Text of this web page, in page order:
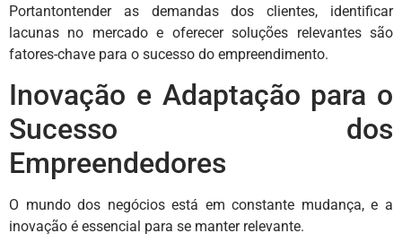
Portantontender as demandas dos clientes, identificar
lacunas no mercado e oferecer soluções relevantes são
fatores-chave para o sucesso do empreendimento.
Inovação e Adaptação para o
Sucesso dos
Empreendedores
O mundo dos negócios está em constante mudança, e a
inovação é essencial para se manter relevante.